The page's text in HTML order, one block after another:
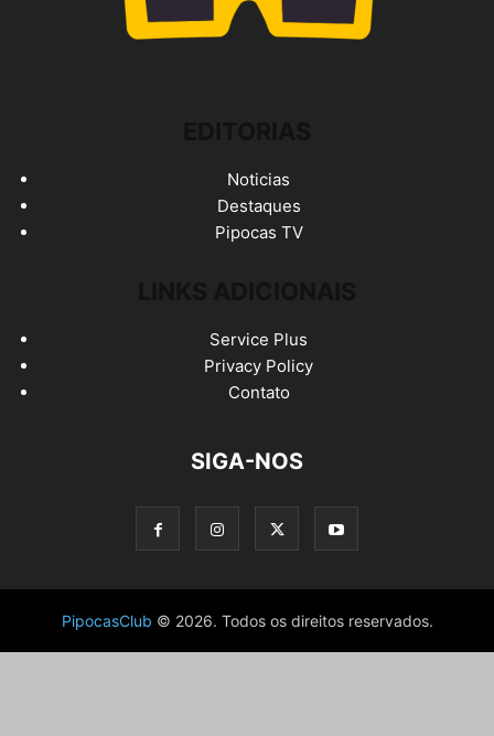
Noticias
Destaques
Pipocas TV
Service Plus
Privacy Policy
Contato
SIGA-NOS
PipocasClub © 2026. Todos os direitos reservados.